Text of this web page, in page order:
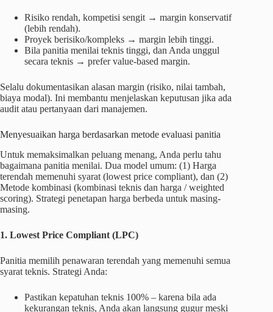
Risiko rendah, kompetisi sengit → margin konservatif
(lebih rendah).
Proyek berisiko/kompleks → margin lebih tinggi.
Bila panitia menilai teknis tinggi, dan Anda unggul
secara teknis → prefer value-based margin.
Selalu dokumentasikan alasan margin (risiko, nilai tambah,
biaya modal). Ini membantu menjelaskan keputusan jika ada
audit atau pertanyaan dari manajemen.
Menyesuaikan harga berdasarkan metode evaluasi panitia
Untuk memaksimalkan peluang menang, Anda perlu tahu
bagaimana panitia menilai. Dua model umum: (1) Harga
terendah memenuhi syarat (lowest price compliant), dan (2)
Metode kombinasi (kombinasi teknis dan harga / weighted
scoring). Strategi penetapan harga berbeda untuk masing-
masing.
1. Lowest Price Compliant (LPC)
Panitia memilih penawaran terendah yang memenuhi semua
syarat teknis. Strategi Anda:
Pastikan kepatuhan teknis 100% – karena bila ada
kekurangan teknis, Anda akan langsung gugur meski